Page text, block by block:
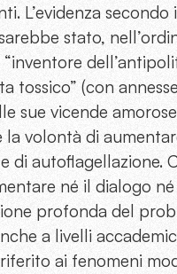
L’evidenza secondo
stato,
tossico” (con
sue vicende
la volontà di
di autoflagellazione.
né il dialogo
profonda del
a livelli
riferito ai fenomeni